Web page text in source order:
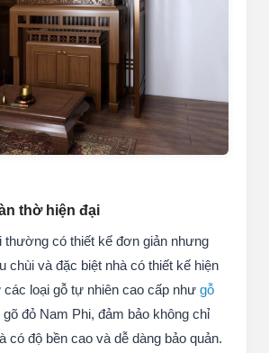
thờ hiện đại
thường có thiết kế đơn giản nhưng
chùi và đặc biệt nhà có thiết kế hiện
loại gỗ tự nhiên cao cấp như gỗ
đỏ Nam Phi, đảm bảo không chỉ
có độ bền cao và dễ dàng bảo quản.